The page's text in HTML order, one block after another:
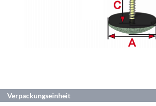
Verpackungseinheit